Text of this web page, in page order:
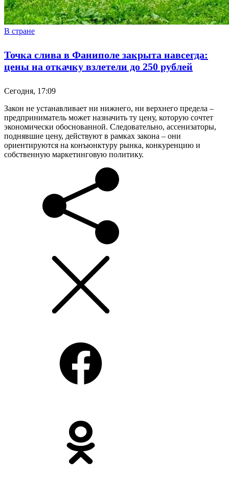
В стране
Точка слива в Фаниполе закрыта навсегда:
цены на откачку взлетели до 250 рублей
Сегодня, 17:09
Закон не устанавливает ни нижнего, ни верхнего предела –
предприниматель может назначить ту цену, которую сочтет
экономически обоснованной. Следовательно, ассенизаторы,
поднявшие цену, действуют в рамках закона – они
ориентируются на конъюнктуру рынка, конкуренцию и
собственную маркетинговую политику.